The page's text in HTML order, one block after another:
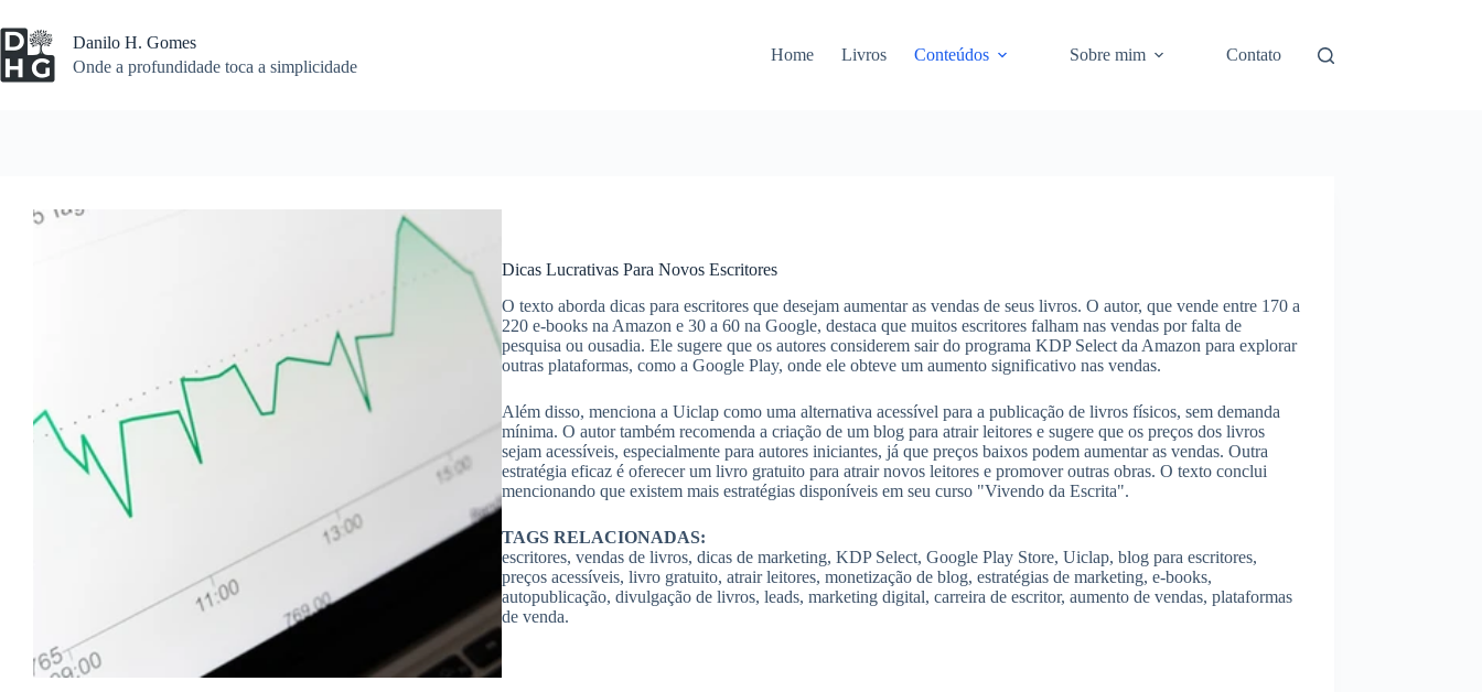
para
o
conteúdo
Danilo H. Gomes
Onde a profundidade toca a simplicidade
Home Livros Conteúdos Sobre mim Contato
Dicas Lucrativas Para Novos Escritores
O texto aborda dicas para escritores que desejam aumentar as vendas de seus livros. O autor, que vende entre 170 a
220 e-books na Amazon e 30 a 60 na Google, destaca que muitos escritores falham nas vendas por falta de
pesquisa ou ousadia. Ele sugere que os autores considerem sair do programa KDP Select da Amazon para explorar
outras plataformas, como a Google Play, onde ele obteve um aumento significativo nas vendas.
Além disso, menciona a Uiclap como uma alternativa acessível para a publicação de livros físicos, sem demanda
mínima. O autor também recomenda a criação de um blog para atrair leitores e sugere que os preços dos livros
sejam acessíveis, especialmente para autores iniciantes, já que preços baixos podem aumentar as vendas. Outra
estratégia eficaz é oferecer um livro gratuito para atrair novos leitores e promover outras obras. O texto conclui
mencionando que existem mais estratégias disponíveis em seu curso "Vivendo da Escrita".
TAGS RELACIONADAS:
escritores, vendas de livros, dicas de marketing, KDP Select, Google Play Store, Uiclap, blog para escritores,
preços acessíveis, livro gratuito, atrair leitores, monetização de blog, estratégias de marketing, e-books,
autopublicação, divulgação de livros, leads, marketing digital, carreira de escritor, aumento de vendas, plataformas
de venda.